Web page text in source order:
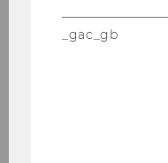
Ab­ge­schlos­se­ne
_gac_gb